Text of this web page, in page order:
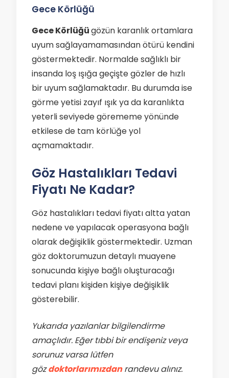
Gece Körlüğü
Gece Körlüğügözün karanlık ortamlara
uyum sağlayamamasından ötürü kendini
göstermektedir. Normalde sağlıklı bir
insanda loş ışığa geçişte gözler de hızlı
bir uyum sağlamaktadır. Bu durumda ise
görme yetisi zayıf ışık ya da karanlıkta
yeterli seviyede görememe yönünde
etkilese de tam körlüğe yol
açmamaktadır.
Göz Hastalıkları Tedavi
Fiyatı Ne Kadar?
Göz hastalıkları tedavi fiyatı altta yatan
nedene ve yapılacak operasyona bağlı
olarak değişiklik göstermektedir. Uzman
göz doktorumuzun detaylı muayene
sonucunda kişiye bağlı oluşturacağı
tedavi planı kişiden kişiye değişiklik
gösterebilir.
Yukarıda yazılanlar bilgilendirme
amaçlıdır. Eğer tıbbi bir endişeniz veya
sorunuz varsa lütfen
gözdoktorlarımızdanrandevu alınız.